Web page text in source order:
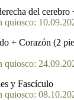
del
quiosco:
+ Corazón (2
quiosco:
y Fascículo
quiosco: